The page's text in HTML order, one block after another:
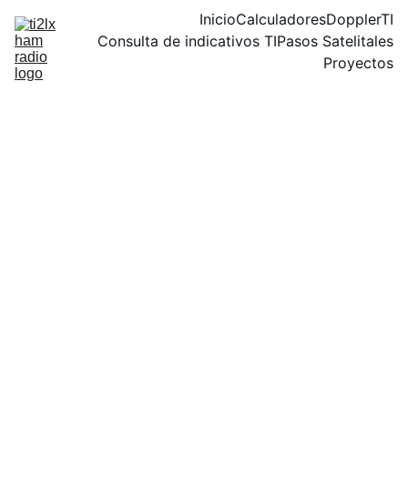
InicioCalculadoresDopplerTI
Consulta de indicativos TIPasos Satelitales
Proyectos